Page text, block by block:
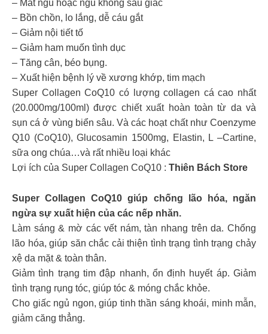
– Mất ngủ hoặc ngủ không sâu giấc
– Bồn chồn, lo lắng, dễ cáu gắt
– Giảm nội tiết tố
– Giảm ham muốn tình dục
– Tăng cân, béo bụng.
– Xuất hiện bệnh lý về xương khớp, tim mạch
Super Collagen CoQ10 có lượng collagen cá cao nhất
(20.000mg/100ml) được chiết xuất hoàn toàn từ da và
sụn cá ở vùng biển sâu. Và các hoạt chất như Coenzyme
Q10 (CoQ10), Glucosamin 1500mg, Elastin, L –Cartine,
sữa ong chúa…và rất nhiều loại khác
Lợi ích của Super Collagen CoQ10 : Thiên Bách Store
Super Collagen CoQ10 giúp chống lão hóa, ngăn
ngừa sự xuất hiện của các nếp nhăn.
Làm sáng & mờ các vết nám, tàn nhang trên da. Chống
lão hóa, giúp săn chắc cải thiện tình trạng tình trạng chảy
xệ da mặt & toàn thân.
Giảm tình trạng tim đập nhanh, ổn định huyết áp. Giảm
tình trạng rụng tóc, giúp tóc & móng chắc khỏe.
Cho giấc ngủ ngon, giúp tinh thần sáng khoái, minh mẫn,
giảm căng thẳng.